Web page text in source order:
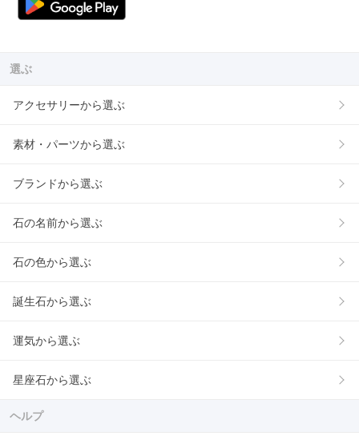
選ぶ
アクセサリーから選ぶ
素材・パーツから選ぶ
ブランドから選ぶ
石の名前から選ぶ
石の色から選ぶ
誕生石から選ぶ
運気から選ぶ
星座石から選ぶ
ヘルプ